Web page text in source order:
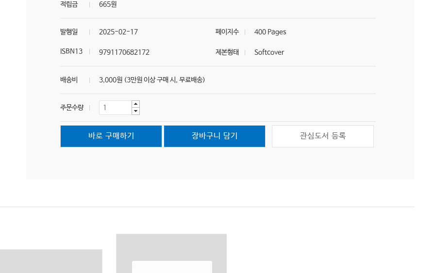
적립금 665원
발행일 2025-02-17 페이지수 400 Pages
ISBN13 9791170682172 제본형태 Softcover
배송비 3,000원 (3만원 이상 구매 시, 무료배송)
주문수량
바로 구매하기 장바구니 담기 관심도서 등록